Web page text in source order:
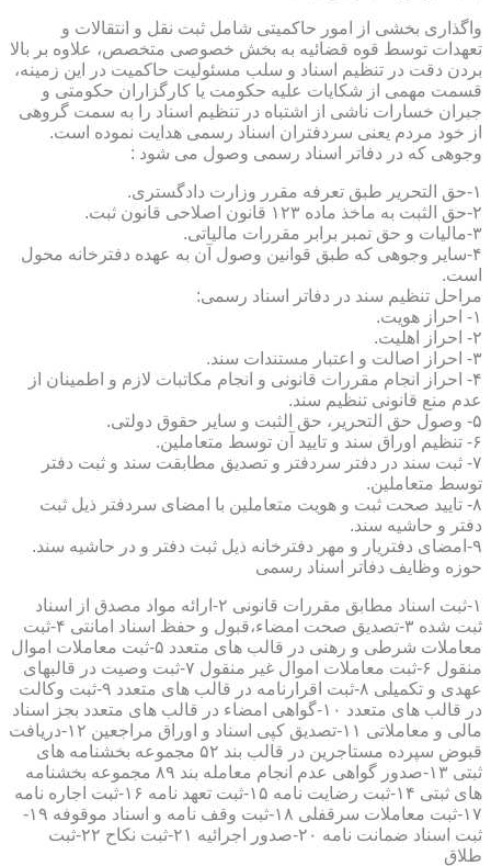
واگذاری بخشی از امور حاکمیتی شامل ثبت نقل و انتقالات و
تعهدات توسط قوه قضائیه به بخش خصوصی متخصص، علاوه بر بالا
بردن دقت در تنظیم اسناد و سلب مسئولیت حاکمیت در این زمینه،
قسمت مهمی از شکایات علیه حکومت یا کارگزاران حکومتی و
جبران خسارات ناشی از اشتباه در تنظیم اسناد را به سمت گروهی
از خود مردم یعنی سردفتران اسناد رسمی هدایت نموده است.
وجوهی که در دفاتر اسناد رسمی وصول می شود :
۱-حق التحریر طبق تعرفه مقرر وزارت دادگستری.
۲-حق الثبت به ماخذ ماده ۱۲۳ قانون اصلاحی قانون ثبت.
۳-مالیات و حق تمبر برابر مقررات مالیاتی.
۴-سایر وجوهی که طبق قوانین وصول آن به عهده دفترخانه محول
است.
مراحل تنظیم سند در دفاتر اسناد رسمی:
۱- احراز هویت.
۲- احراز اهلیت.
۳- احراز اصالت و اعتبار مستندات سند.
۴- احراز انجام مقررات قانونی و انجام مکاتبات لازم و اطمینان از
عدم منع قانونی تنظیم سند.
۵- وصول حق التحریر، حق الثبت و سایر حقوق دولتی.
۶- تنظیم اوراق سند و تایید آن توسط متعاملین.
۷- ثبت سند در دفتر سردفتر و تصدیق مطابقت سند و ثبت دفتر
توسط متعاملین.
۸- تایید صحت ثبت و هویت متعاملین با امضای سردفتر ذیل ثبت
دفتر و حاشیه سند.
۹-امضای دفتریار و مهر دفترخانه ذیل ثبت دفتر و در حاشیه سند.
حوزه وظایف دفاتر اسناد رسمی
۱-ثبت اسناد مطابق مقررات قانونی ۲-ارائه مواد مصدق از اسناد
ثبت شده ۳-تصدیق صحت امضاء،قبول و حفظ اسناد امانتی ۴-ثبت
معاملات شرطی و رهنی در قالب های متعدد ۵-ثبت معاملات اموال
منقول ۶-ثبت معاملات اموال غیر منقول ۷-ثبت وصیت در قالبهای
عهدی و تکمیلی ۸-ثبت اقرارنامه در قالب های متعدد ۹-ثبت وکالت
در قالب های متعدد ۱۰-گواهی امضاء در قالب های متعدد بجز اسناد
مالی و معاملاتی ۱۱-تصدیق کپی اسناد و اوراق مراجعین ۱۲-دریافت
قبوض سپرده مستاجرین در قالب بند ۵۲ مجموعه بخشنامه های
ثبتی ۱۳-صدور گواهی عدم انجام معامله بند ۸۹ مجموعه بخشنامه
های ثبتی ۱۴-ثبت رضایت نامه ۱۵-ثبت تعهد نامه ۱۶-ثبت اجاره نامه
۱۷-ثبت معاملات سرقفلی ۱۸-ثبت وقف نامه و اسناد موقوفه ۱۹-
ثبت اسناد ضمانت نامه ۲۰-صدور اجرائیه ۲۱-ثبت نکاح ۲۲-ثبت
طلاق